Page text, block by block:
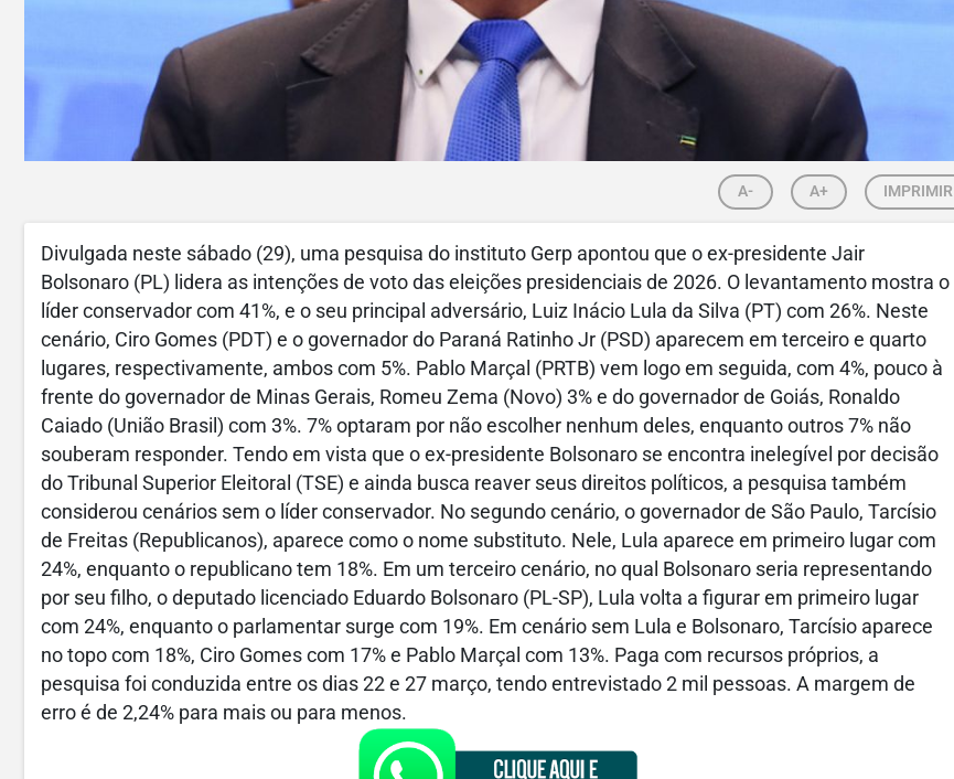
A- A+ IMPRIMIR
Divulgada neste sábado (29), uma pesquisa do instituto Gerp apontou que o ex-presidente Jair
Bolsonaro (PL) lidera as intenções de voto das eleições presidenciais de 2026. O levantamento mostra o
líder conservador com 41%, e o seu principal adversário, Luiz Inácio Lula da Silva (PT) com 26%. Neste
cenário, Ciro Gomes (PDT) e o governador do Paraná Ratinho Jr (PSD) aparecem em terceiro e quarto
lugares, respectivamente, ambos com 5%. Pablo Marçal (PRTB) vem logo em seguida, com 4%, pouco à
frente do governador de Minas Gerais, Romeu Zema (Novo) 3% e do governador de Goiás, Ronaldo
Caiado (União Brasil) com 3%. 7% optaram por não escolher nenhum deles, enquanto outros 7% não
souberam responder. Tendo em vista que o ex-presidente Bolsonaro se encontra inelegível por decisão
do Tribunal Superior Eleitoral (TSE) e ainda busca reaver seus direitos políticos, a pesquisa também
considerou cenários sem o líder conservador. No segundo cenário, o governador de São Paulo, Tarcísio
de Freitas (Republicanos), aparece como o nome substituto. Nele, Lula aparece em primeiro lugar com
24%, enquanto o republicano tem 18%. Em um terceiro cenário, no qual Bolsonaro seria representando
por seu filho, o deputado licenciado Eduardo Bolsonaro (PL-SP), Lula volta a figurar em primeiro lugar
com 24%, enquanto o parlamentar surge com 19%. Em cenário sem Lula e Bolsonaro, Tarcísio aparece
no topo com 18%, Ciro Gomes com 17% e Pablo Marçal com 13%. Paga com recursos próprios, a
pesquisa foi conduzida entre os dias 22 e 27 março, tendo entrevistado 2 mil pessoas. A margem de
erro é de 2,24% para mais ou para menos.